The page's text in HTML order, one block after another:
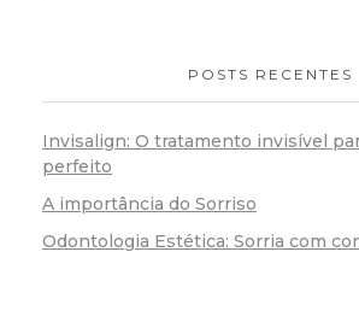
POSTS RECENTES
Invisalign: O tratamento invisível
perfeito
A importância do Sorriso
Odontologia Estética: Sorria com